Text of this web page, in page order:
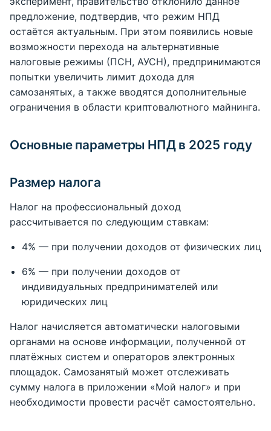
предложение, подтвердив, что режим НПД
остаётся актуальным. При этом появились новые
возможности перехода на альтернативные
налоговые режимы (ПСН, АУСН), предпринимаются
попытки увеличить лимит дохода для
самозанятых, а также вводятся дополнительные
ограничения в области криптовалютного майнинга.
Основные параметры НПД в 2025 году
Размер налога
Налог на профессиональный доход
рассчитывается по следующим ставкам:
4% — при получении доходов от физических лиц
6% — при получении доходов от
индивидуальных предпринимателей или
юридических лиц
Налог начисляется автоматически налоговыми
органами на основе информации, полученной от
платёжных систем и операторов электронных
площадок. Самозанятый может отслеживать
сумму налога в приложении «Мой налог» и при
необходимости провести расчёт самостоятельно.